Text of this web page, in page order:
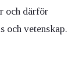
och därför
och vetenskap.